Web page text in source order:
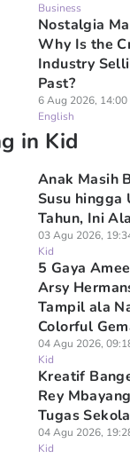
Business
Nostalgia
Why Is the
Industry
Past?
6 Aug 2026,
English
in Kid
Anak Masih
Susu hingga
Tahun, Ini
03 Agu 2026,
Kid
5 Gaya
Arsy
Tampil ala
Colorful
04 Agu 2026,
Kid
Kreatif
Rey
Tugas
04 Agu 2026,
Kid